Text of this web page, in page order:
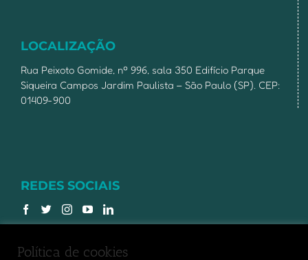
LOCALIZAÇÃO
Rua Peixoto Gomide, nº 996, sala 350 Edifício Parque
Siqueira Campos Jardim Paulista – São Paulo (SP). CEP:
01409-900
REDES SOCIAIS
Política de cookies